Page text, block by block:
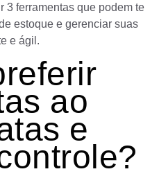
3 ferramentas que podem te
estoque e gerenciar suas
e ágil.
ao
e